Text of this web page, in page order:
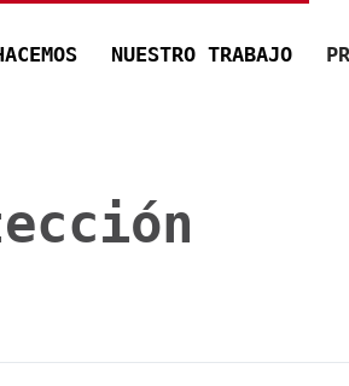
NUESTRO TRABAJO